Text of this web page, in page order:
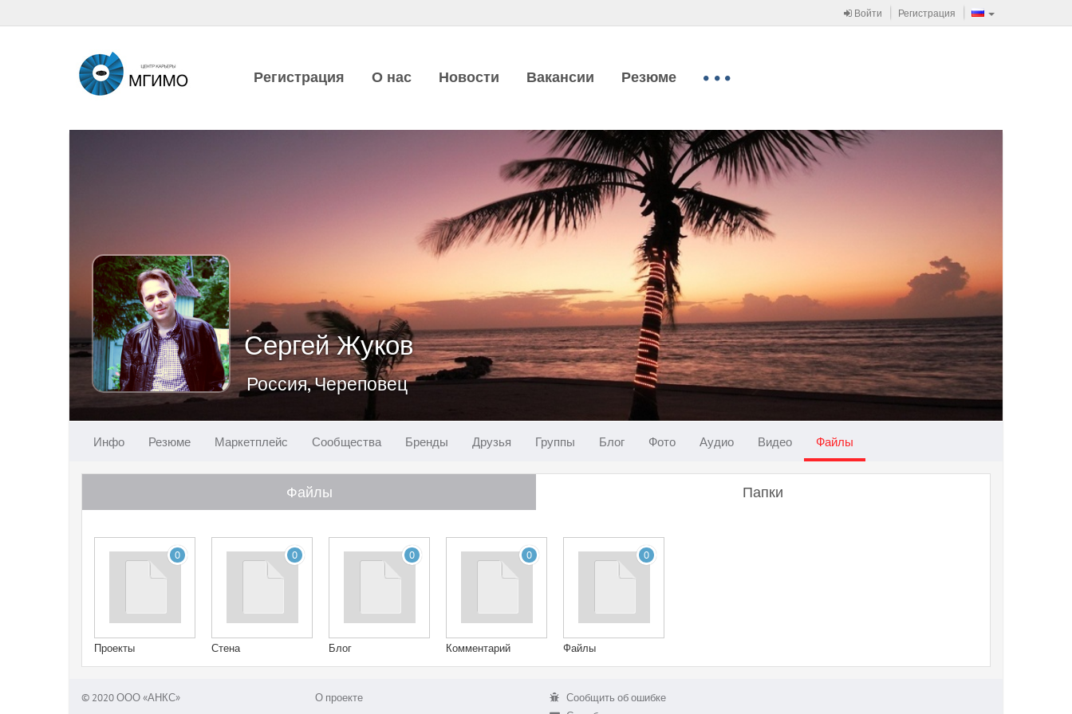
Войти Регистрация
Регистрация О нас Новости Вакансии Резюме
Сергей Жуков
Россия, Череповец
Инфо Резюме Маркетплейс Сообщества Бренды Друзья Группы Блог Фото Аудио Видео Файлы
Файлы Папки
0
Проекты
0
Стена
0
Блог
0
Комментарий
0
Файлы
© 2020 ООО «АНКС» О проекте
Сообщить об ошибке